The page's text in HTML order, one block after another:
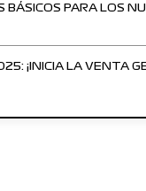
PARA LOS
¡INICIA LA VENTA